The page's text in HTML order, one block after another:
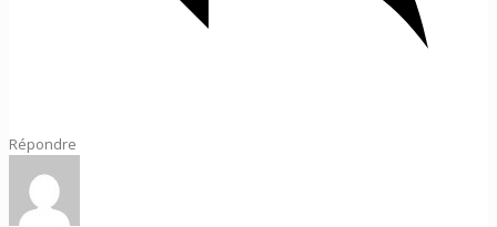
Répondre